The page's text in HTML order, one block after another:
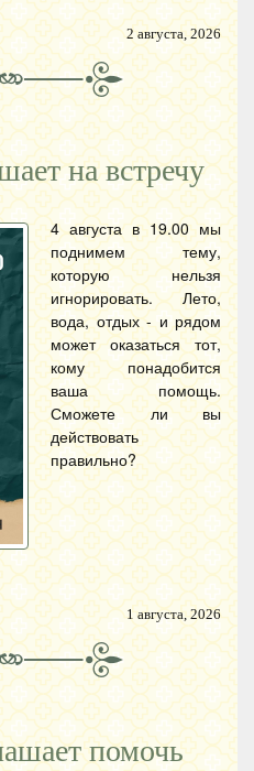
2 августа, 2026
на встречу
4 августа в 19.00 мы
поднимем тему,
которую нельзя
игнорировать. Лето,
вода, отдых - и рядом
может оказаться тот,
кому понадобится
ваша помощь.
Сможете ли вы
действовать
правильно?
1 августа, 2026
помочь